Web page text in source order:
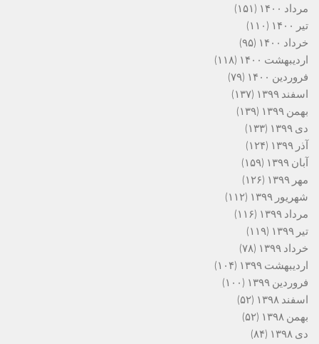
مرداد ۱۴۰۰
(۱۵۱)
تیر ۱۴۰۰
(۱۱۰)
خرداد ۱۴۰۰
(۹۵)
اردیبهشت ۱۴۰۰
(۱۱۸)
فروردین ۱۴۰۰
(۷۹)
اسفند ۱۳۹۹
(۱۳۷)
بهمن ۱۳۹۹
(۱۳۹)
دی ۱۳۹۹
(۱۳۳)
آذر ۱۳۹۹
(۱۲۴)
آبان ۱۳۹۹
(۱۵۹)
مهر ۱۳۹۹
(۱۲۶)
شهریور ۱۳۹۹
(۱۱۲)
مرداد ۱۳۹۹
(۱۱۶)
تیر ۱۳۹۹
(۱۱۹)
خرداد ۱۳۹۹
(۷۸)
اردیبهشت ۱۳۹۹
(۱۰۴)
فروردین ۱۳۹۹
(۱۰۰)
اسفند ۱۳۹۸
(۵۲)
بهمن ۱۳۹۸
(۵۲)
دی ۱۳۹۸
(۸۴)